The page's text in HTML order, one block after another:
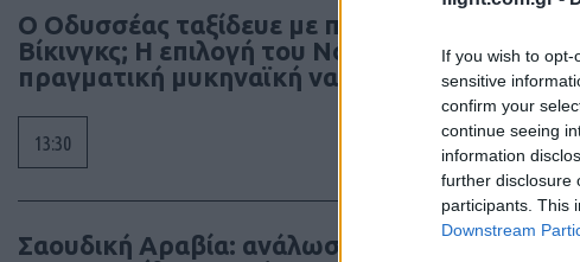
If you wish to
sensitive
confirm your
continue seeing
information
further disclosure
participants. This
Downstream
Ο Οδυσσέας ταξίδευε με πλοίο των
Βίκινγκς; Η επιλογή του Νόλαν και η
πραγματική μυκηναϊκή ναυπηγική
13:30
Σαουδική Αραβία: ανάλωσε το 86%